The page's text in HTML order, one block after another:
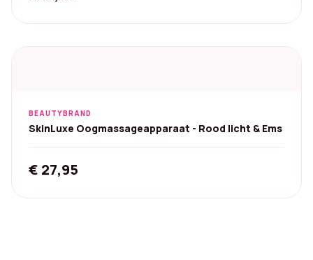
BEAUTYBRAND
SkinLuxe Oogmassageapparaat - Rood licht & Ems
€ 27,95